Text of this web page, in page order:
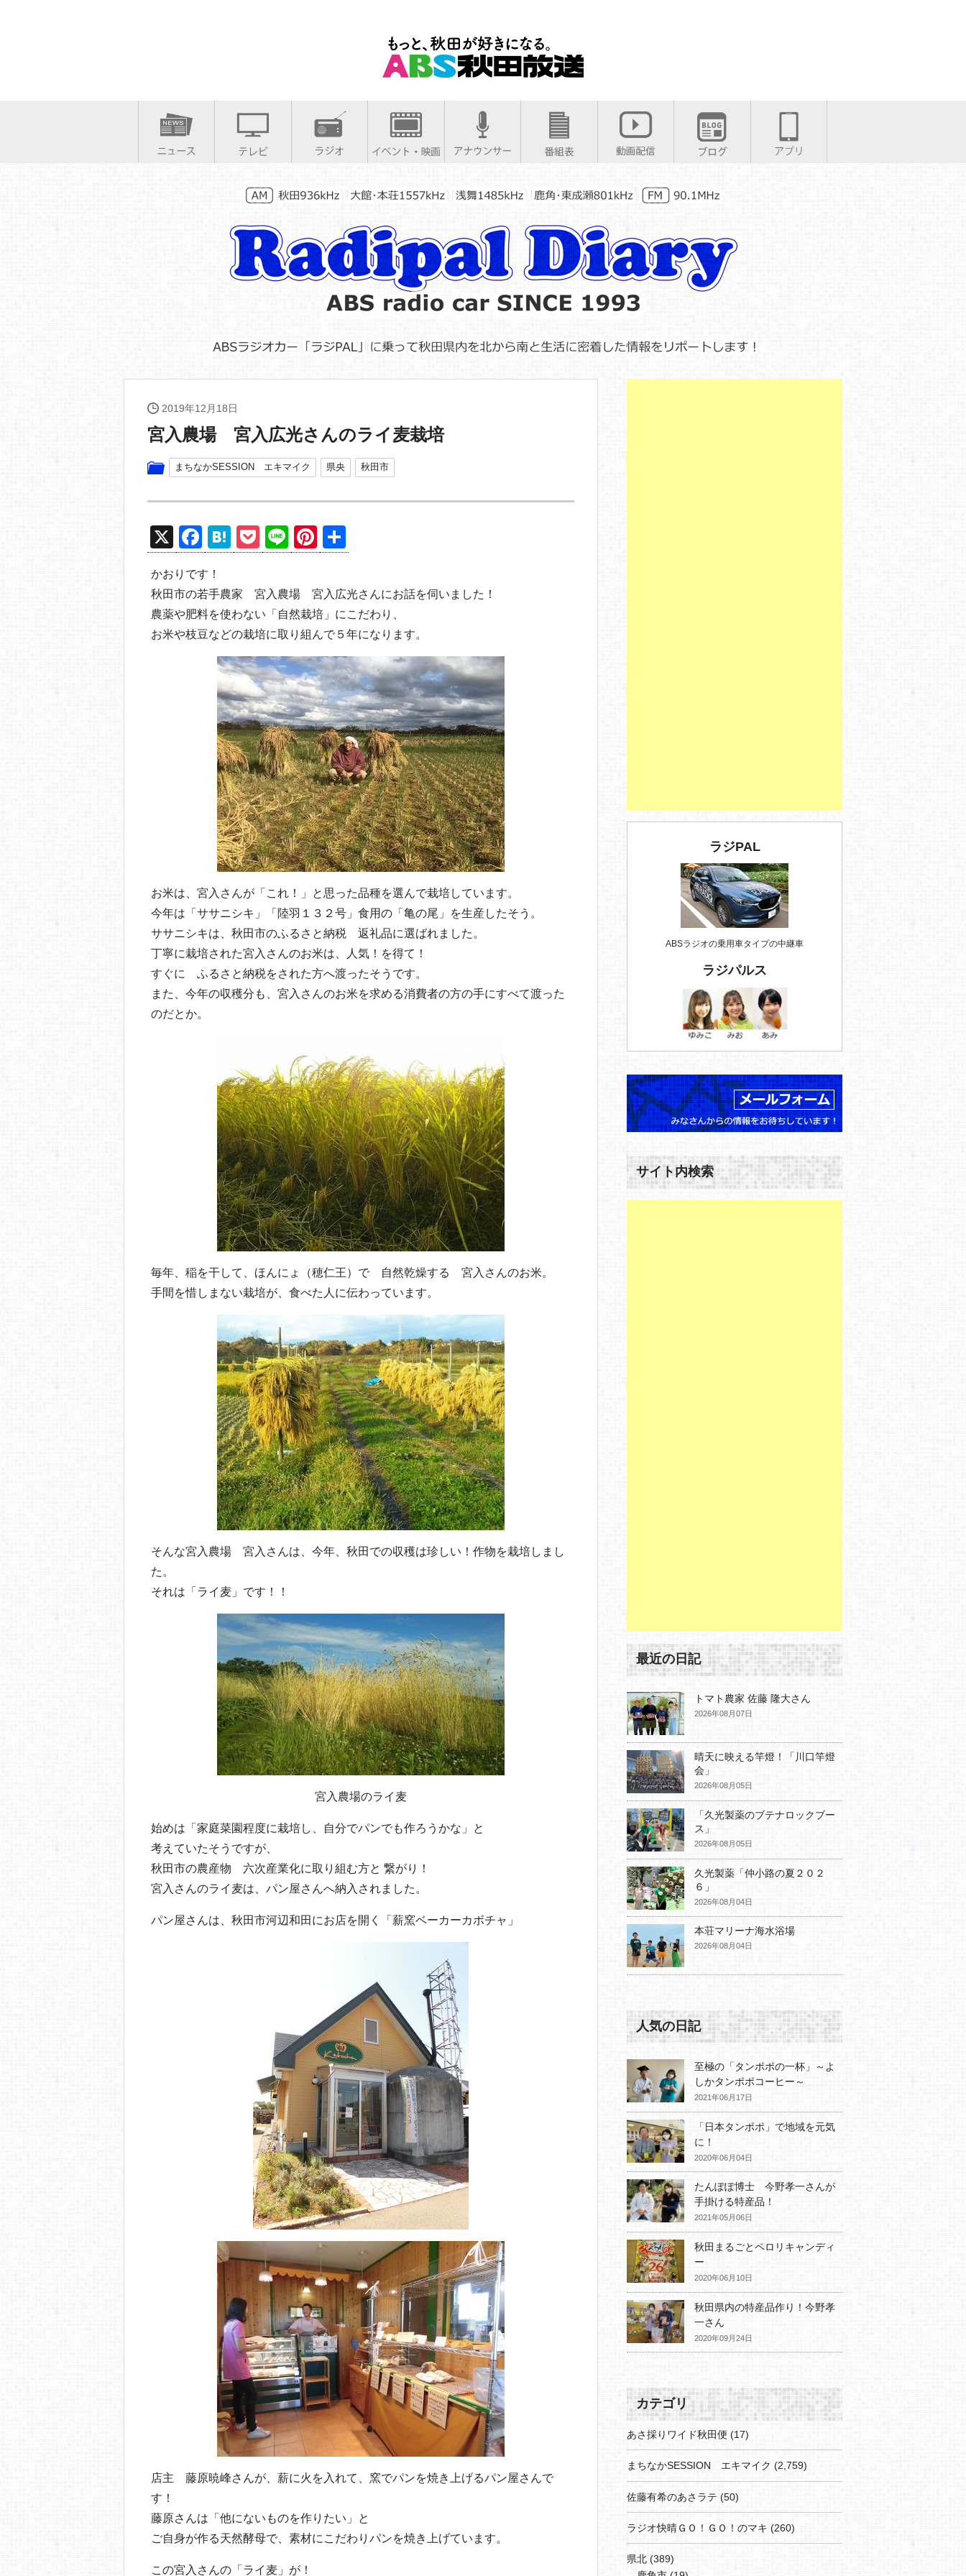
2019年12月18日
宮入農場 宮入広光さんのライ麦栽培
まちなかSESSION エキマイク 県央 秋田市
X
F
a
c
e
b
H
at
e
n
a
P
o
ck
et
Li
n
e
Pi
nt
er
e
st
有
かおりです！
秋田市の若手農家 宮入農場 宮入広光さんにお話を伺いました！
農薬や肥料を使わない「自然栽培」にこだわり、
お米や枝豆などの栽培に取り組んで５年になります。
お米は、宮入さんが「これ！」と思った品種を選んで栽培しています。
今年は「ササニシキ」「陸羽１３２号」食用の「亀の尾」を生産したそう。
ササニシキは、秋田市のふるさと納税 返礼品に選ばれました。
丁寧に栽培された宮入さんのお米は、人気！を得て！
すぐに ふるさと納税をされた方へ渡ったそうです。
また、今年の収穫分も、宮入さんのお米を求める消費者の方の手にすべて渡った
のだとか。
毎年、稲を干して、ほんにょ（穂仁王）で 自然乾燥する 宮入さんのお米。
手間を惜しまない栽培が、食べた人に伝わっています。
そんな宮入農場 宮入さんは、今年、秋田での収穫は珍しい！作物を栽培しまし
た。
それは「ライ麦」です！！
宮入農場のライ麦
始めは「家庭菜園程度に栽培し、自分でパンでも作ろうかな」と
考えていたそうですが、
秋田市の農産物 六次産業化に取り組む方と 繋がり！
宮入さんのライ麦は、パン屋さんへ納入されました。
パン屋さんは、秋田市河辺和田にお店を開く「薪窯ベーカーカボチャ」
店主 藤原暁峰さんが、薪に火を入れて、窯でパンを焼き上げるパン屋さんで
す！
藤原さんは「他にないものを作りたい」と
ご自身が作る天然酵母で、素材にこだわりパンを焼き上げています。
この宮入さんの「ライ麦」が！
ラジPAL
ABSラジオの乗用車タイプの中継車
ラジパルス
サイト内検索
最近の日記
トマト農家 佐藤 隆大さん
2026年08月07日
晴天に映える竿燈！「川口竿燈
会」
2026年08月05日
「久光製薬のブテナロックブー
ス」
2026年08月05日
久光製薬「仲小路の夏２０２
６」
2026年08月04日
本荘マリーナ海水浴場
2026年08月04日
人気の日記
至極の「タンポポの一杯」～よ
しかタンポポコーヒー～
2021年06月17日
「日本タンポポ」で地域を元気
に！
2020年06月04日
たんぽぽ博士 今野孝一さんが
手掛ける特産品！
2021年05月06日
秋田まるごとペロリキャンディ
ー
2020年06月10日
秋田県内の特産品作り！今野孝
一さん
2020年09月24日
カテゴリ
あさ採りワイド秋田便 (17)
まちなかSESSION エキマイク (2,759)
佐藤有希のあさラテ (50)
ラジオ快晴ＧＯ！ＧＯ！のマキ (260)
県北 (389)